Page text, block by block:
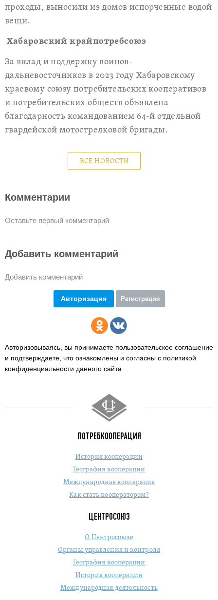
проходы, выносили из домов испорченные водой
вещи.
Хабаровский крайпотребсоюз
За вклад и поддержку воинов-
дальневосточников в 2023 году Хабаровскому
краевому союзу потребительских кооперативов
и потребительских обществ объявлена
благодарность командованием 64-й отдельной
гвардейской мотострелковой бригады.
ВСЕ НОВОСТИ
Комментарии
Оставьте первый комментарий
Добавить комментарий
Добавить комментарий
Авторизация Регистрация
Авторизовываясь, вы принимаете пользовательское соглашение
и подтверждаете, что ознакомлены и согласны с политикой
конфиденциальности данного сайта
ПОТРЕБКООПЕРАЦИЯ
История кооперации
География кооперации
Международная кооперация
Как стать кооператором?
ЦЕНТРОСОЮЗ
О Центросоюзе
Органы управления и контроля
География кооперации
История кооперации
Международная деятельность